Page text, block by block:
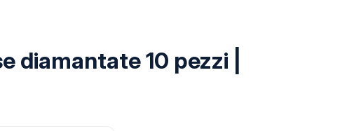
diamantate 10 pezzi |